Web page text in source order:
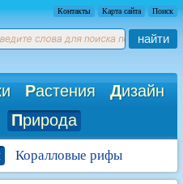
Контакты Карта сайта Поиск
найти
Растения Дизайн
Природа
Коралловые рифы